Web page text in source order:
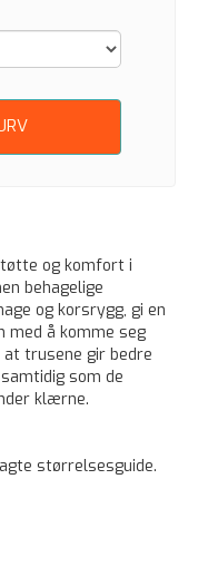
og komfort i
behagelige
og korsrygg, gi en
med å komme seg
trusene gir bedre
som de
klærne.
størrelsesguide.